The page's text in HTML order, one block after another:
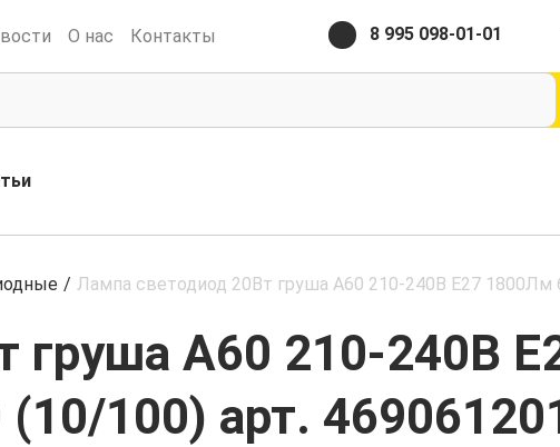
О нас Контакты 8 995 098-01-01
/ Лампа светодиод 20Вт груша А60 210-240В E27 1800Лм
груша А60 210-240В
100) арт.